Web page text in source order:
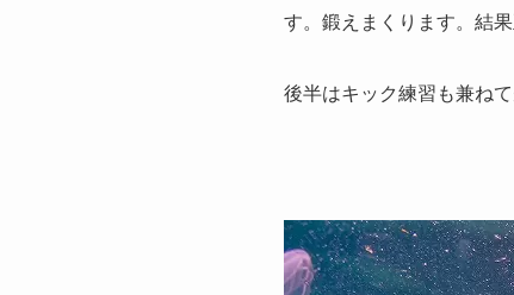
す。鍛えまくります。結
後半はキック練習も兼ね